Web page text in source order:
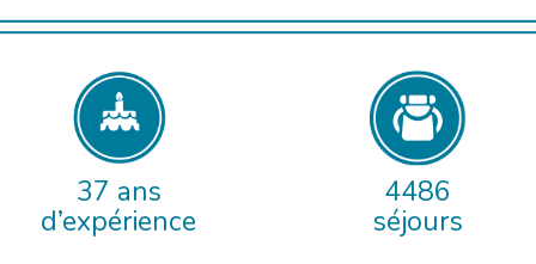
37 ans
d’expérience
4486
séjours